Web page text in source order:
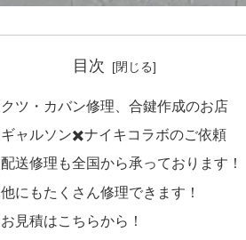
目次
クツ・カバン修理、合鍵作成のお店
ギャルソン✖️ナイキコラボのご依頼
配送修理も全国から承っております！
他にもたくさん修理できます！
お見積はこちらから！